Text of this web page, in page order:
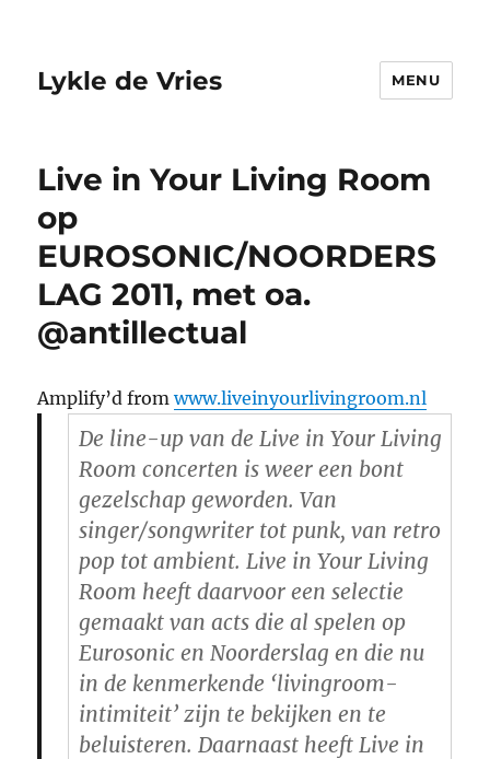
Lykle de Vries MENU
Live in Your Living Room
op
EUROSONIC/NOORDERS
LAG 2011, met oa.
@antillectual
Amplify’d fromwww.liveinyourlivingroom.nl
De line-up van de Live in Your Living
Room concerten is weer een bont
gezelschap geworden. Van
singer/songwriter tot punk, van retro
pop tot ambient. Live in Your Living
Room heeft daarvoor een selectie
gemaakt van acts die al spelen op
Eurosonic en Noorderslag en die nu
in de kenmerkende ‘livingroom-
intimiteit’ zijn te bekijken en te
beluisteren. Daarnaast heeft Live in